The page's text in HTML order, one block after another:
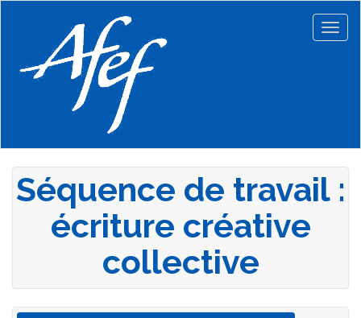
principal
Séquence de travail :
écriture créative
collective